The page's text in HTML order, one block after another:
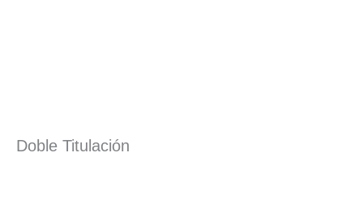
Doble Titulación